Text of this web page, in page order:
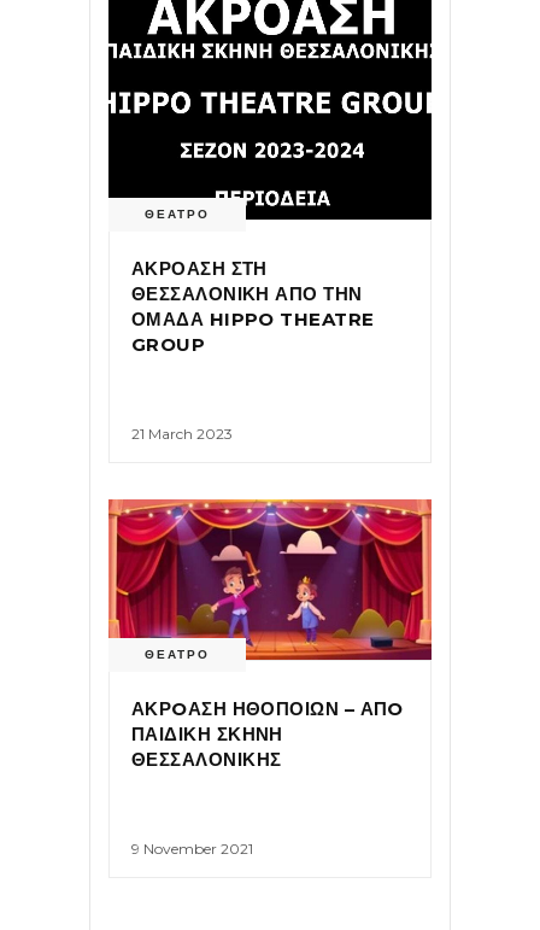
ΘΕΑΤΡΟ
ΑΚΡΟΑΣΗ ΣΤΗ
ΘΕΣΣΑΛΟΝΙΚΗ ΑΠΟ ΤΗΝ
ΟΜΑΔΑ HIPPO THEATRE
GROUP
21 March 2023
ΘΕΑΤΡΟ
ΑΚΡOΑΣΗ ΗΘΟΠΟΙΩΝ – ΑΠO
ΠΑΙΔΙΚΗ ΣΚΗΝΗ
ΘΕΣΣΑΛΟΝΙΚΗΣ
9 November 2021